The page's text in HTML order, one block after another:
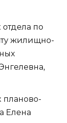
по
жилищно-
планово-
Елена